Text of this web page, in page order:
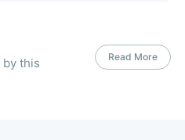
by this
Read More